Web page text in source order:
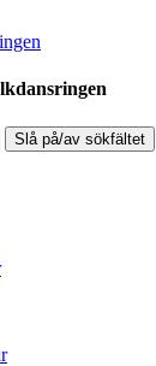
Slå på/av sökfältet